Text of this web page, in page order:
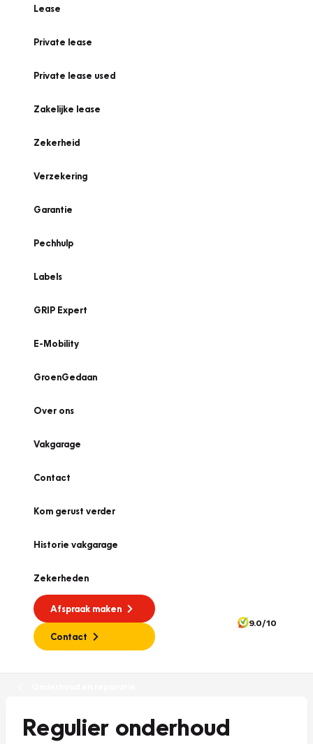
Lease
Private lease
Private lease used
Zakelijke lease
Zekerheid
Verzekering
Garantie
Pechhulp
Labels
GRIP Expert
E-Mobility
GroenGedaan
Over ons
Vakgarage
Contact
Kom gerust verder
Historie vakgarage
Zekerheden
Afspraak maken
Contact
9.0/10
Regulier onderhoud